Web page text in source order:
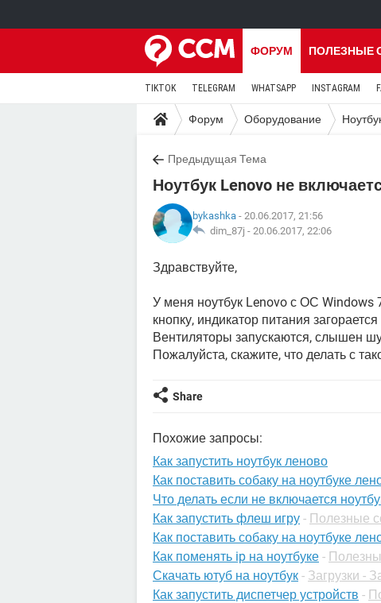
ФОРУМ ПОЛЕЗНЫЕ
TIKTOK TELEGRAM WHATSAPP INSTAGRAM
Форум Оборудование
Предыдущая Тема
Ноутбук Lenovo не
bykashka - 20.06.2017, 21:56
dim_87j - 20.06.2017, 22:06
Здравствуйте,
У меня ноутбук Lenovo с ОС Windows
кнопку, индикатор питания
Вентиляторы запускаются, слышен
Пожалуйста, скажите, что делать с
Share
Похожие запросы:
Как запустить ноутбук леново
Как поставить собаку на ноутбуке
Что делать если не включается
Как запустить флеш игру - Полезные
Как поставить собаку на ноутбуке
Как поменять ip на ноутбуке -
Скачать ютуб на ноутбук - Загрузки -
Как запустить диспетчер устройств -